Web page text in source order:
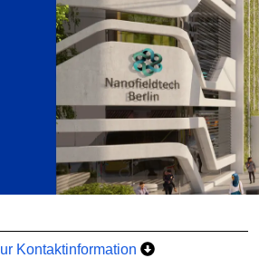
Kontaktinformation